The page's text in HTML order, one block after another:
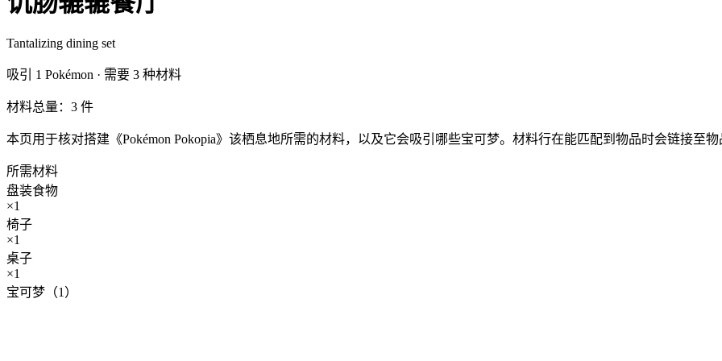
Tantalizing dining set
吸引 1 Pokémon · 需要 3 种材料
材料总量：3 件
本页用于核对搭建《Pokémon Pokopia》该栖息地所需的材料，以及它会吸引哪些宝可梦。材料行在能匹配到物品时会链接至物
所需材料
盘装食物
×1
椅子
×1
桌子
×1
宝可梦（1）